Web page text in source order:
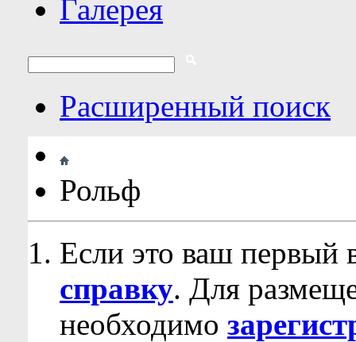
Галерея
Расширенный поиск
Рольф
Если это ваш первый
справку. Для
необходимо